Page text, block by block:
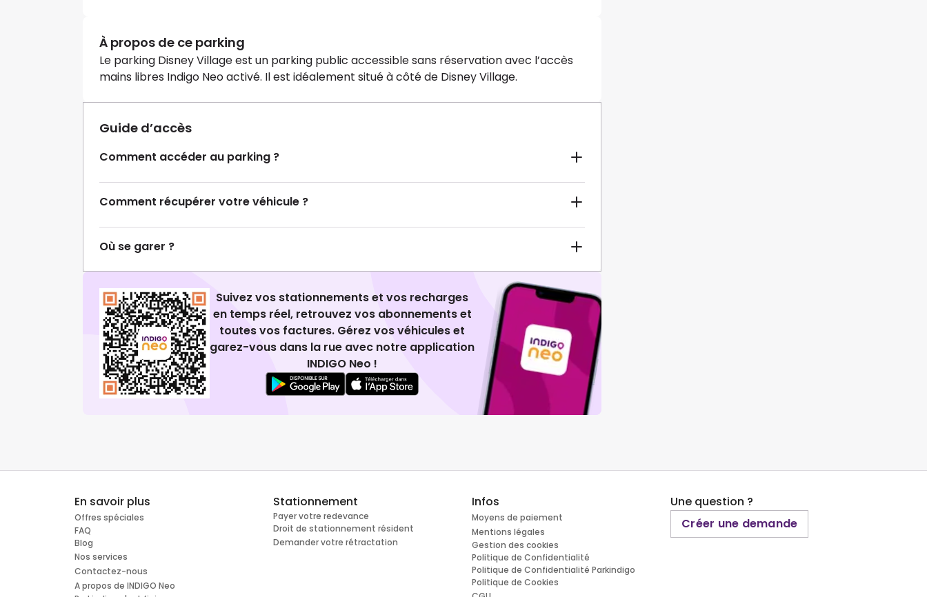
À propos de ce parking
Le parking Disney Village est un parking public accessible sans réservation avec l’accès
mains libres Indigo Neo activé. Il est idéalement situé à côté de Disney Village.
Guide d’accès
Comment accéder au parking ?
Comment récupérer votre véhicule ?
Où se garer ?
Suivez vos stationnements et vos recharges
en temps réel, retrouvez vos abonnements et
toutes vos factures. Gérez vos véhicules et
garez-vous dans la rue avec notre application
INDIGO Neo !
En savoir plus
Offres spéciales
FAQ
Blog
Nos services
Contactez-nous
A propos de INDIGO Neo
Stationnement
Payer votre redevance
Droit de stationnement résident
Demander votre rétractation
Infos
Moyens de paiement
Mentions légales
Gestion des cookies
Politique de Confidentialité
Politique de Confidentialité Parkindigo
Politique de Cookies
Une question ?
Créer une demande